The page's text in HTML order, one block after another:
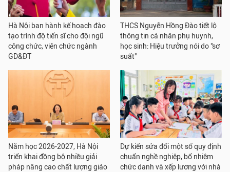
Hà Nội ban hành kế hoạch đào
tạo trình độ tiến sĩ cho đội ngũ
công chức, viên chức ngành
GD&ĐT
THCS Nguyễn Hồng Đào tiết lộ
thông tin cá nhân phụ huynh,
học sinh: Hiệu trưởng nói do "sơ
suất"
Năm học 2026-2027, Hà Nội
triển khai đồng bộ nhiều giải
pháp nâng cao chất lượng giáo
Dự kiến sửa đổi một số quy định
chuẩn nghề nghiệp, bổ nhiệm
chức danh và xếp lương với nhà